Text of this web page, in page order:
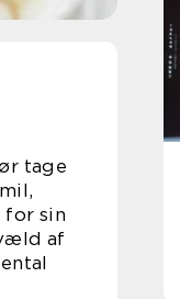
tage
for sin
af